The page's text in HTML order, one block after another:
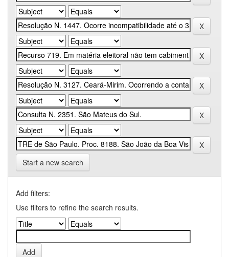
Start a new search
Add filters:
Use filters to refine the search results.